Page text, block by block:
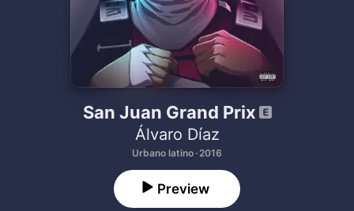
San Juan Grand Prix
Álvaro Díaz
Urbano latino · 2016
Preview